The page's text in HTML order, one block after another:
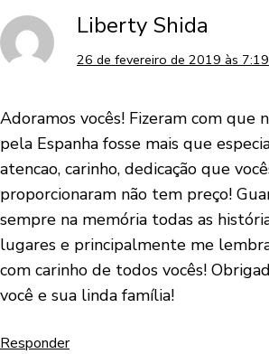
Liberty Shida
26 de fevereiro de 2019 às
Adoramos vocês! Fizeram com que
pela Espanha fosse mais que
atencao, carinho, dedicação que
proporcionaram não tem preço!
sempre na memória todas as
lugares e principalmente me
com carinho de todos vocês!
você e sua linda família!
Responder